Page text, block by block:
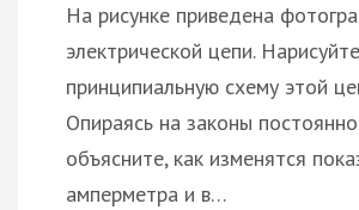
На рисунке приведена
электрической цепи. Нарисуйте
принципиальную схему этой
Опираясь на законы
объясните, как изменятся
амперметра и в…